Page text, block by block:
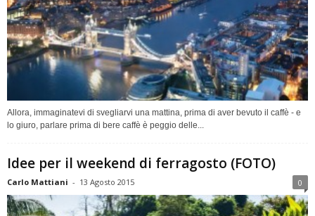
Allora, immaginatevi di svegliarvi una mattina, prima di aver bevuto il caffè - e
lo giuro, parlare prima di bere caffè è peggio delle...
Idee per il weekend di ferragosto (FOTO)
Carlo Mattiani - 13 Agosto 2015 0